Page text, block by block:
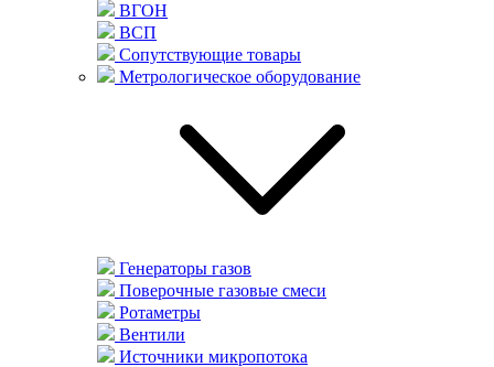
ВГОН
ВСП
Сопутствующие товары
Метрологическое оборудование
Генераторы газов
Поверочные газовые смеси
Ротаметры
Вентили
Источники микропотока